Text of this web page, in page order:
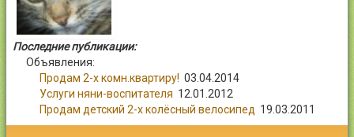
Последние публикации:
Объявления:
Продам 2-х комн.квартиру! 03.04.2014
Услуги няни-воспитателя 12.01.2012
Продам детский 2-х колёсный велосипед 19.03.2011